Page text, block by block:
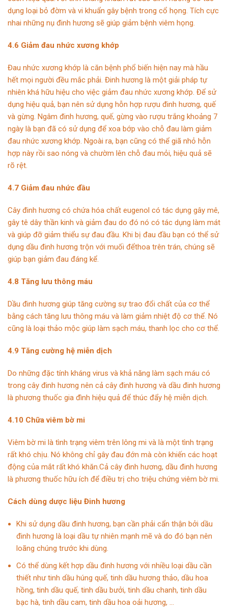
dụng loại bỏ đờm và vi khuẩn gây bệnh trong cổ họng. Tích cực
nhai những nụ đinh hương sẽ giúp giảm bệnh viêm họng.
4.6 Giảm đau nhức xương khớp
Đau nhức xương khớp là căn bệnh phổ biến hiện nay mà hầu
hết mọi người đều mắc phải. Đinh hương là một giải pháp tự
nhiên khá hữu hiệu cho việc giảm đau nhức xương khớp. Để sử
dụng hiệu quả, bạn nên sử dụng hỗn hợp rượu đinh hương, quế
và gừng. Ngâm đinh hương, quế, gừng vào rượu trắng khoảng 7
ngày là bạn đã có sử dụng để xoa bớp vào chỗ đau làm giảm
đau nhức xương khớp. Ngoài ra, bạn cũng có thể giã nhỏ hỗn
hợp này rồi sao nóng và chườm lên chỗ đau mỏi, hiệu quả sẽ
rõ rệt.
4.7 Giảm đau nhức đầu
Cây đinh hương có chứa hóa chất eugenol có tác dụng gây mê,
gây tê dây thần kinh và giảm đau do đó nó có tác dụng làm mát
và giúp đỡ giảm thiểu sự đau đầu. Khi bị đau đầu bạn có thể sử
dụng dầu đinh hương trộn với muối đểthoa trên trán, chúng sẽ
giúp bạn giảm đau đáng kể.
4.8 Tăng lưu thông máu
Dầu đinh hương giúp tăng cường sự trao đổi chất của cơ thể
bằng cách tăng lưu thông máu và làm giảm nhiệt độ cơ thể. Nó
cũng là loại thảo mộc giúp làm sạch máu, thanh lọc cho cơ thể.
4.9 Tăng cường hệ miễn dịch
Do những đặc tính kháng virus và khả năng làm sạch máu có
trong cây đinh hương nên cả cây đinh hương và dầu đinh hương
là phương thuốc gia đình hiệu quả để thúc đẩy hệ miễn dịch.
4.10 Chữa viêm bờ mi
Viêm bờ mi là tình trạng viêm trên lông mi và là một tình trạng
rất khó chịu. Nó không chỉ gây đau đớn mà còn khiến các hoạt
động của mắt rất khó khăn.Cả cây đinh hương, dầu đinh hương
là phương thuốc hữu ích để điều trị cho triệu chứng viêm bờ mi.
Cách dùng dược liệu Đinh hương
Khi sử dụng dầu đinh hương, bạn cần phải cẩn thận bởi dầu
đinh hương là loại dầu tự nhiên mạnh mẽ và do đó bạn nên
loãng chúng trước khi dùng.
Có thể dùng kết hợp dầu đinh hương với nhiều loại dầu cần
thiết như tinh dầu húng quế, tinh dầu hương thảo, dầu hoa
hồng, tinh dầu quế, tinh dầu bưởi, tinh dầu chanh, tinh dầu
bạc hà, tinh dầu cam, tinh dầu hoa oải hương, …